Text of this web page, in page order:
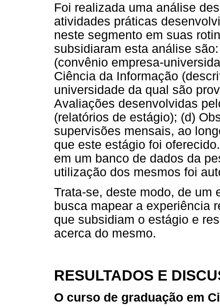
Foi realizada uma análise
atividades práticas
neste segmento em suas
subsidiaram esta análise
(convênio empresa-
Ciência da Informação
universidade da qual são
Avaliações desenvolvidas
(relatórios de estágio); (d)
supervisões mensais, ao
que este estágio foi
em um banco de dados da
utilização dos mesmos foi
Trata-se, deste modo, de um
busca mapear a experiência
que subsidiam o estágio e
acerca do mesmo.
RESULTADOS E
O curso de graduação em